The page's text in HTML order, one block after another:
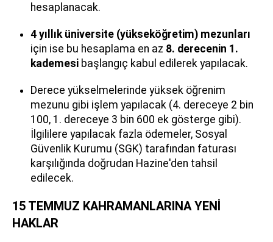
hesaplanacak.
4 yıllık üniversite (yükseköğretim) mezunları
için ise bu hesaplama en az 8. derecenin 1.
kademesi başlangıç kabul edilerek yapılacak.
Derece yükselmelerinde yüksek öğrenim
mezunu gibi işlem yapılacak (4. dereceye 2 bin
100, 1. dereceye 3 bin 600 ek gösterge gibi).
İlgililere yapılacak fazla ödemeler, Sosyal
Güvenlik Kurumu (SGK) tarafından faturası
karşılığında doğrudan Hazine'den tahsil
edilecek.
15 TEMMUZ KAHRAMANLARINA YENİ
HAKLAR